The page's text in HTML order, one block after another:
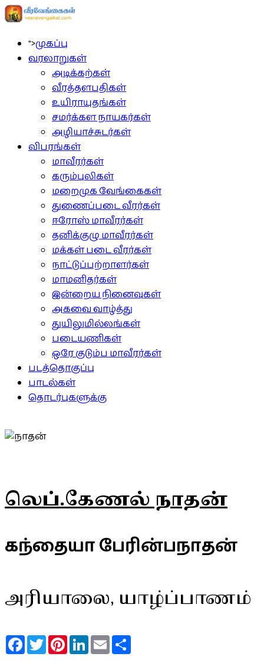
">முகப்பு
வரலாறுகள்
அடிக்கற்கள்
வீரத்தளபதிகள்
உயிராயுதங்கள்
சமர்க்கள நாயகர்கள்
அழியாச்சுடர்கள்
விபரங்கள்
மாவீரர்கள்
கரும்புலிகள்
மறைமுக வேங்கைகள்
துணைப்படை வீரர்கள்
ஈரோஸ் மாவீரர்கள்
தனிக்குழு மாவீரர்கள்
மக்கள் படை வீரர்கள்
நாட்டுப்பற்றாளர்கள்
மாமனிதர்கள்
இன்றைய நினைவுகள்
அகவை வாழ்த்து
துயிலுமில்லங்கள்
படையணிகள்
ஒரே குடும்ப மாவீரர்கள்
படத்தொகுப்பு
பாடல்கள்
தொடர்புகளுக்கு
லெப்.கேணல் நாதன்
கந்தையா பேரின்பநாதன்
அரியாலை, யாழ்ப்பாணம்
FacebookTwitterPinterestLinkedInEmail